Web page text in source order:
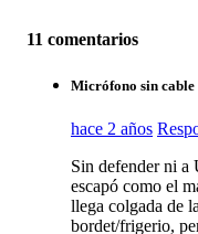
11 comentarios
Micrófono sin cable
hace 2 años
Sin defender ni a
escapó como el
llega colgada de
bordet/frigerio,